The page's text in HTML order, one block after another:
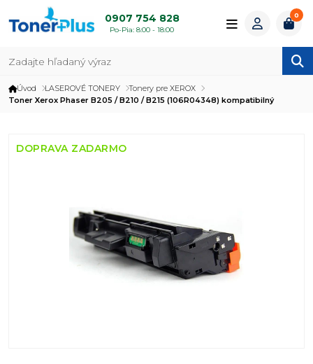
0907 754 828
Po-Pia: 8:00 - 18:00
0
Úvod LASEROVÉ TONERY
Tonery pre XEROX
Toner Xerox Phaser B205 / B210 / B215 (106R04348) kompatibilný
DOPRAVA ZADARMO